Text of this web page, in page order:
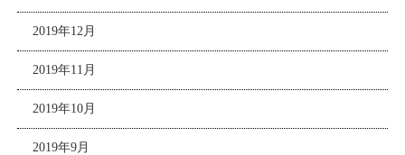
2019年12月
2019年11月
2019年10月
2019年9月